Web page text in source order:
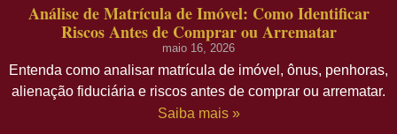
Análise de Matrícula de Imóvel: Como Identificar
Riscos Antes de Comprar ou Arrematar
maio 16, 2026
Entenda como analisar matrícula de imóvel, ônus, penhoras,
alienação fiduciária e riscos antes de comprar ou arrematar.
Saiba mais »